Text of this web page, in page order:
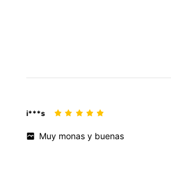
i***s
Muy monasy buenas